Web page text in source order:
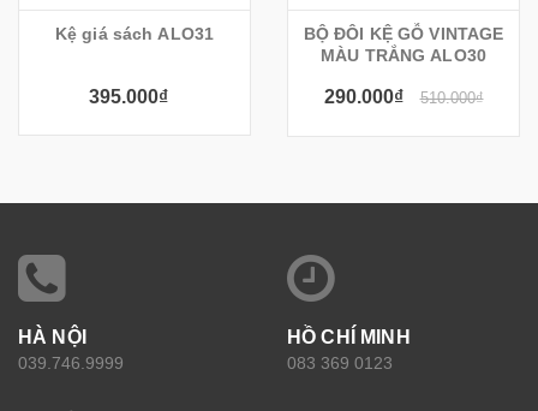
Kệ giá sách ALO31
395.000₫
BỘ ĐÔI KỆ GỖ VINTAGE
MÀU TRẮNG ALO30
290.000₫ 510.000₫
HÀ NỘI
039.746.9999
HỒ CHÍ MINH
083 369 0123